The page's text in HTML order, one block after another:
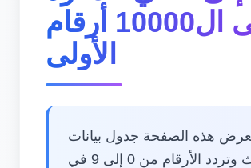
حتى ال10000 أرقام
الأولى
هذه الصفحة جدول بيانات
حدوث وتردد الأرقام من 0 إلى 9 في